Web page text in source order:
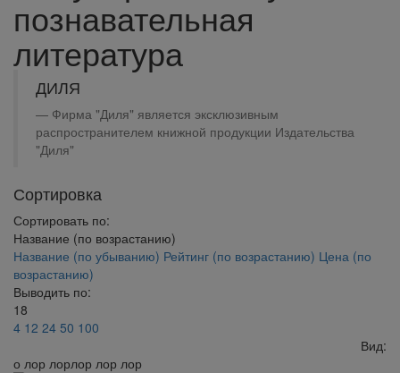
познавательная
литература
ДИЛЯ
Фирма "Диля" является эксклюзивным
распространителем книжной продукции Издательства
"Диля"
Сортировка
Сортировать по:
Название (по возрастанию)
Название (по убыванию) Рейтинг (по возрастанию) Цена (по
возрастанию)
Выводить по:
18
4 12 24 50 100
Вид:
о лор лорлор лор лор